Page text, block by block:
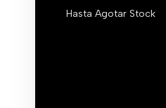
Hasta Agotar Stock